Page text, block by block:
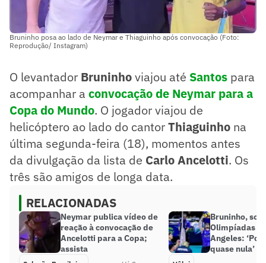
Bruninho posa ao lado de Neymar e Thiaguinho após convocação (Foto:
Reprodução/ Instagram)
O levantador Bruninhoviajou até Santos para
acompanhar a convocação de Neymar para a
Copa do Mundo. O jogador viajou de
helicóptero ao lado do cantorThiaguinho na
última segunda-feira (18), momentos antes
da divulgação da lista de Carlo Ancelotti. Os
três são amigos de longa data.
RELACIONADAS
Neymar publica vídeo de
reação à convocação de
Ancelotti para a Copa;
assista
Bruninho,
Olimpíadas
Angeles:
quase nula’